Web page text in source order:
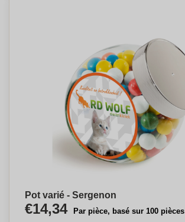
Pot varié - Sergenon
€14,34 Par pièce, basé sur 100 pièces